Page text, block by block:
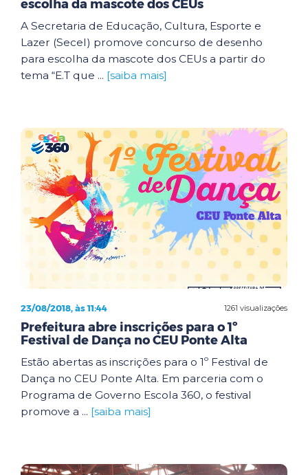
escolha da mascote dos CEUs
A Secretaria de Educação, Cultura, Esporte e
Lazer (Secel) promove concurso de desenho
para escolha da mascote dos CEUs a partir do
tema “E.T que ... [saiba mais]
1261 visualizações
23/08/2018, às 11:44
Prefeitura abre inscrições para o 1º
Festival de Dança no CEU Ponte Alta
Estão abertas as inscrições para o 1º Festival de
Dança no CEU Ponte Alta. Em parceria com o
Programa de Governo Escola 360, o festival
promove a ... [saiba mais]